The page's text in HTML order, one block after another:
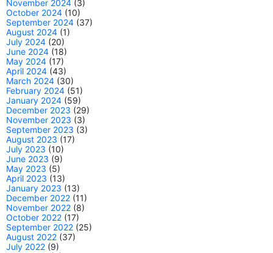
November 2024 (3)
October 2024 (10)
September 2024 (37)
August 2024 (1)
July 2024 (20)
June 2024 (18)
May 2024 (17)
April 2024 (43)
March 2024 (30)
February 2024 (51)
January 2024 (59)
December 2023 (29)
November 2023 (3)
September 2023 (3)
August 2023 (17)
July 2023 (10)
June 2023 (9)
May 2023 (5)
April 2023 (13)
January 2023 (13)
December 2022 (11)
November 2022 (8)
October 2022 (17)
September 2022 (25)
August 2022 (37)
July 2022 (9)